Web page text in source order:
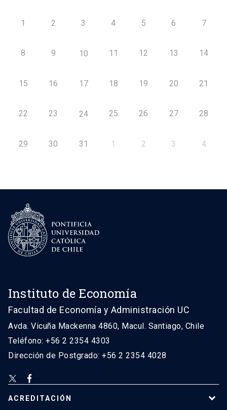
1 2 3 4 5 6 7
8 9 10 11 12 13 14
15 16 17 18 19 20 21
22 23 24 25 26 27 28
29 30 31 1 2 3 4
Instituto de Economía
Facultad de Economía y Administración UC
Avda. Vicuña Mackenna 4860, Macul. Santiago, Chile
Teléfono: +56 2 2354 4303
Dirección de Postgrado: +56 2 2354 4028
ACREDITACIÓN